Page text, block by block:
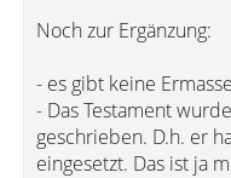
Noch zur Ergänzung:
- es gibt keine
- Das Testament
geschrieben. D.h. er
eingesetzt. Das ist ja